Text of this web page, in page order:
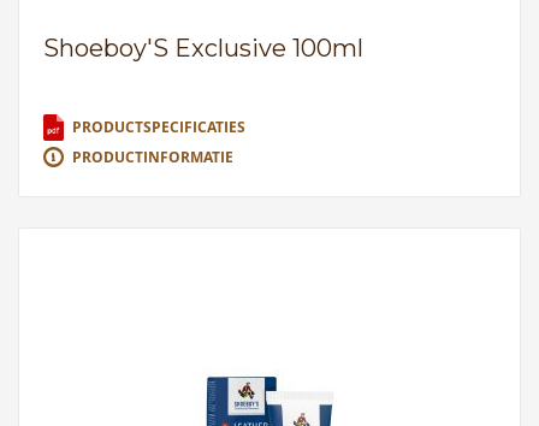
Shoeboy'S Exclusive 100ml
PRODUCTSPECIFICATIES
PRODUCTINFORMATIE